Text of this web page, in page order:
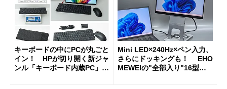
キーボードの中にPCが丸ごと
イン！ HPが切り開く新ジャ
ンル「キーボード内蔵PC」の
Mini LED×240Hz×ペン入力、
さらにドッキングも！ EHO
MEWEIの"全部入り"16型モ